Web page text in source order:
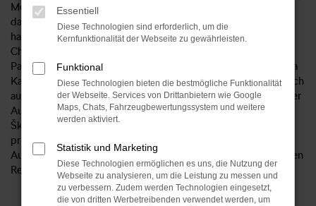
Mobilität in Chemnitz oder auch in anderen Städten. Warum
das so ist? Unter anderem, weil es sich hier um ein Fahrzeug
handelt, das den Anforderungen des Stadtverkehrs in
Chemnitz hinsichtlich Wendigkeit und dem Rangieren in
Parkplätzen ideal entspricht. Darüber hinaus macht ein Škoda
Karoq Gebrauchtwagen gleich welcher Modellgeneration auch
auf der Langstrecke und sowohl der Landstraßen als auch der
Autobahn eine herausragende Figur. Wenn wir Ihnen einen
Škoda Karoq Gebrauchtwagen für Chemnitz verkaufen,
profitieren Sie von unserer Erfahrung seit 1954 im
Automobilgeschäft und der daraus erwachsenen erstklassigen
Reputation unseres Autohauses.
Essentiell
Diese Technologien sind erforderlich, um die
Kernfunktionalität der Webseite zu gewährleisten.
Funktional
Diese Technologien bieten die bestmögliche Funktionalität
der Webseite. Services von Drittanbietern wie Google
Maps, Chats, Fahrzeugbewertungssystem und weitere
werden aktiviert.
Statistik und Marketing
Diese Technologien ermöglichen es uns, die Nutzung der
Webseite zu analysieren, um die Leistung zu messen und
zu verbessern. Zudem werden Technologien eingesetzt,
die von dritten Werbetreibenden verwendet werden, um